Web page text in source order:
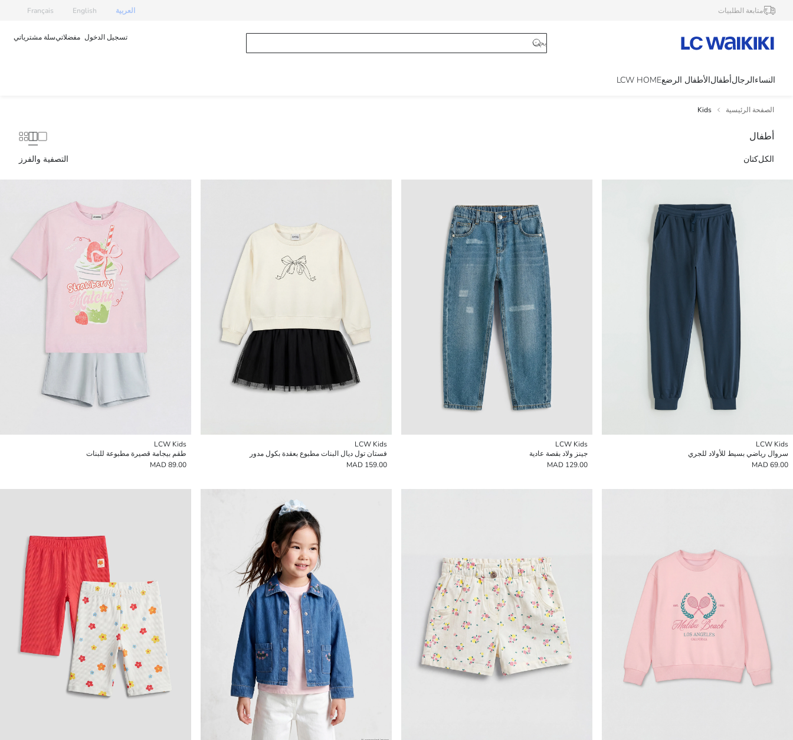
متابعة الطلبيات العربية English
Français
تسجيل الدخول مفضلاتيسلة مشترياتي
النساءالرجالأطفالالأطفال الرضعLCW HOME
الصفحة الرئيسية Kids
أطفال
الكلكتان التصفية والفرز
LCW Kids
سروال رياضي بسيط للأولاد للجري
69.00 MAD
LCW Kids
جينز ولاد بقصة عادية
129.00 MAD
LCW Kids
فستان تول ديال البنات مطبوع بعقدة بكول مدور
159.00 MAD
LCW Kids
طقم بيجامة قصيرة مطبوعة للبنات
89.00 MAD